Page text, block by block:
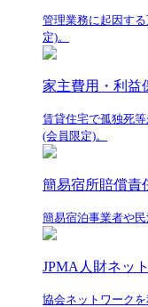
管理業務に起因す
定)。
家主費用・利益
賃貸住宅で孤独死
(会員限定)。
簡易宿所賠償責
簡易宿泊事業者や民
JPMA人財ネッ
協会ネットワーク